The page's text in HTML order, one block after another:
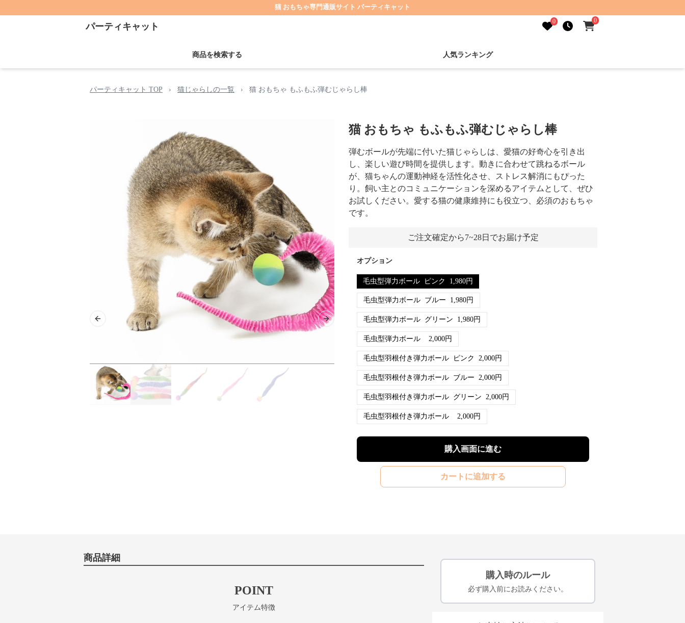
猫 おもちゃ専門通販サイト パーティキャット
パーティキャット 0 0
商品を検索する 人気ランキング
パーティキャット TOP › 猫じゃらしの一覧 › 猫 おもちゃ もふもふ弾むじゃらし棒
Previous slide Next slide
猫 おもちゃ もふもふ弾むじゃらし棒
弾むボールが先端に付いた猫じゃらしは、愛猫の好奇心を引き出
し、楽しい遊び時間を提供します。動きに合わせて跳ねるボール
が、猫ちゃんの運動神経を活性化させ、ストレス解消にもぴった
り。飼い主とのコミュニケーションを深めるアイテムとして、ぜひ
お試しください。愛する猫の健康維持にも役立つ、必須のおもちゃ
です。
ご注文確定から7~28日でお届け予定
オプション
毛虫型弾力ボール ピンク 1,980円
毛虫型弾力ボール ブルー 1,980円
毛虫型弾力ボール グリーン 1,980円
毛虫型弾力ボール 2,000円
毛虫型羽根付き弾力ボール ピンク 2,000円
毛虫型羽根付き弾力ボール ブルー 2,000円
毛虫型羽根付き弾力ボール グリーン 2,000円
毛虫型羽根付き弾力ボール 2,000円
購入画面に進む
カートに追加する
商品詳細
POINT
アイテム特徴
購入時のルール
必ず購入前にお読みください。